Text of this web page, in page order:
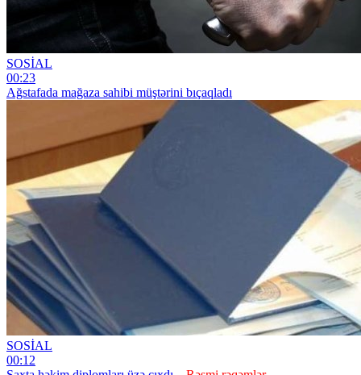
SOSİAL
00:23
Ağstafada mağaza sahibi müştərini bıçaqladı
SOSİAL
00:12